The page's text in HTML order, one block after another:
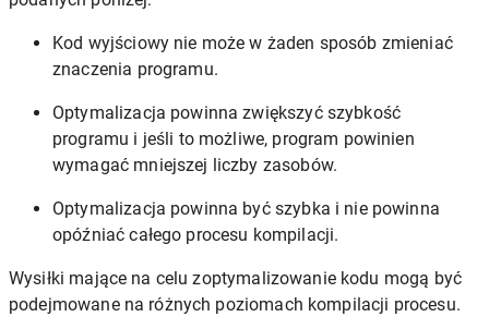
Kod wyjściowy nie może w żaden sposób zmieniać
znaczenia programu.
Optymalizacja powinna zwiększyć szybkość
programu i jeśli to możliwe, program powinien
wymagać mniejszej liczby zasobów.
Optymalizacja powinna być szybka i nie powinna
opóźniać całego procesu kompilacji.
Wysiłki mające na celu zoptymalizowanie kodu mogą być
podejmowane na różnych poziomach kompilacji procesu.